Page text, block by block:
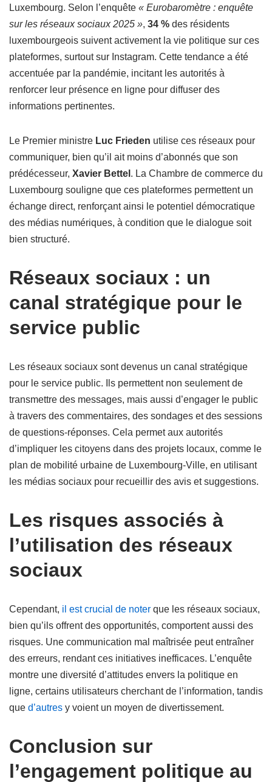
Luxembourg. Selon l’enquête « Eurobaromètre : enquête
sur les réseaux sociaux 2025 », 34 % des résidents
luxembourgeois suivent activement la vie politique sur ces
plateformes, surtout sur Instagram. Cette tendance a été
accentuée par la pandémie, incitant les autorités à
renforcer leur présence en ligne pour diffuser des
informations pertinentes.
Le Premier ministre Luc Frieden utilise ces réseaux pour
communiquer, bien qu’il ait moins d’abonnés que son
prédécesseur, Xavier Bettel . La Chambre de commerce du
Luxembourg souligne que ces plateformes permettent un
échange direct, renforçant ainsi le potentiel démocratique
des médias numériques, à condition que le dialogue soit
bien structuré.
Réseaux sociaux : un
canal stratégique pour le
service public
Les réseaux sociaux sont devenus un canal stratégique
pour le service public. Ils permettent non seulement de
transmettre des messages, mais aussi d’engager le public
à travers des commentaires, des sondages et des sessions
de questions-réponses. Cela permet aux autorités
d’impliquer les citoyens dans des projets locaux, comme le
plan de mobilité urbaine de Luxembourg-Ville, en utilisant
les médias sociaux pour recueillir des avis et suggestions.
Les risques associés à
l’utilisation des réseaux
sociaux
Cependant, il est crucial de noter que les réseaux sociaux,
bien qu’ils offrent des opportunités, comportent aussi des
risques. Une communication mal maîtrisée peut entraîner
des erreurs, rendant ces initiatives inefficaces. L’enquête
montre une diversité d’attitudes envers la politique en
ligne, certains utilisateurs cherchant de l’information, tandis
que d’autres y voient un moyen de divertissement.
Conclusion sur
l’engagement politique au